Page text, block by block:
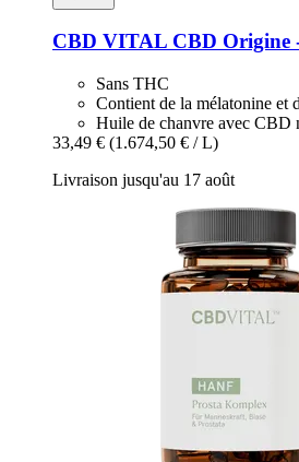
CBD VITAL CBD Origine
Sans THC
Contient de la mélatonine et
Huile de chanvre avec CBD
33,49 € (1.674,50 € / L)
Livraison jusqu'au 17 août